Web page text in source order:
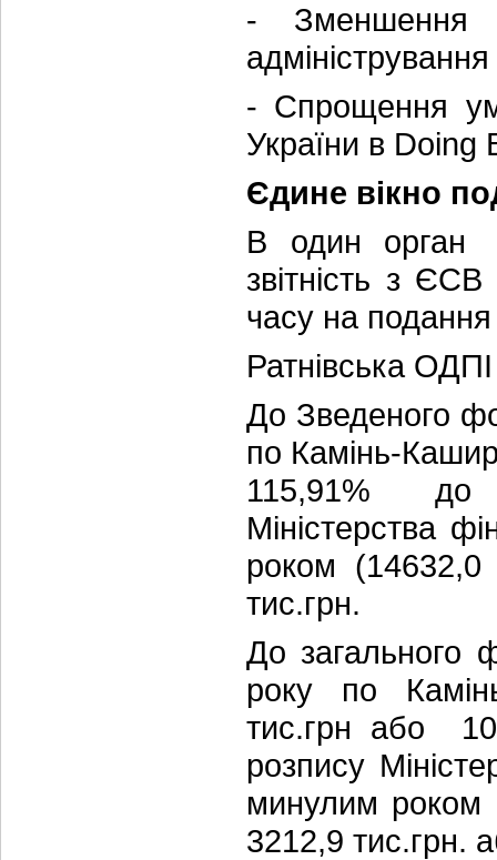
- Зменшення
адміністрування
- Спрощення
України в Doing
Єдине вікно
В один орган
звітність з
часу на подання
Ратнівська
До Зведеного
по Камінь-
115,91% до
Міністерства
роком
тис.грн.
До загального
року по
тис.грн або
розпису
минулим роком
3212,9 тис.грн.